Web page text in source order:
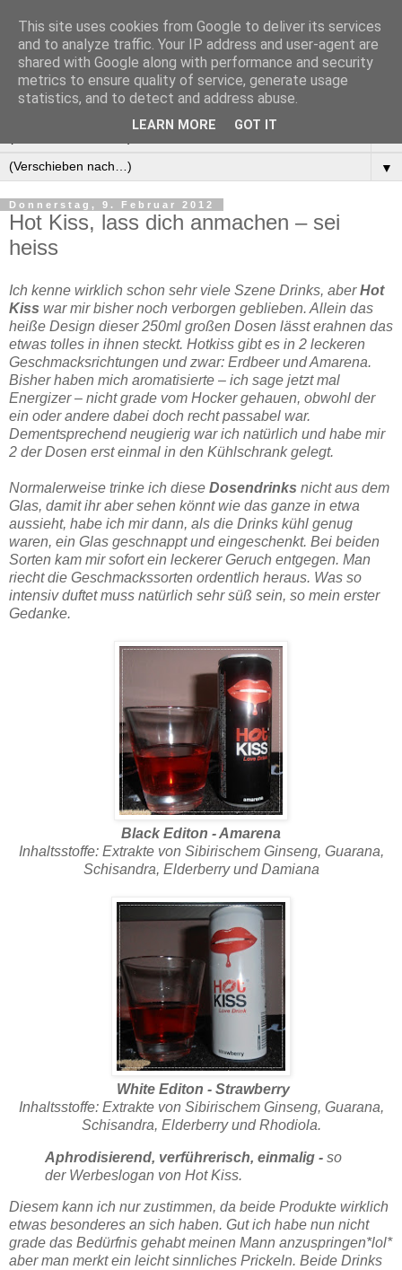
Manus Testwelt, alles
außer langweilig
▼
Donnerstag, 9. Februar 2012
Hot Kiss, lass dich anmachen – sei
heiss
Ich kenne wirklich schon sehr viele Szene Drinks, aberHot
Kiss war mir bisher noch verborgen geblieben. Allein das
heiße Design dieser 250ml großen Dosen lässt erahnen das
etwas tolles in ihnen steckt. Hotkiss gibt es in 2 leckeren
Geschmacksrichtungen und zwar: Erdbeer und Amarena.
Bisher haben mich aromatisierte – ich sage jetzt mal
Energizer – nicht grade vom Hocker gehauen, obwohl der
ein oder andere dabei doch recht passabel war.
Dementsprechend neugierig war ich natürlich und habe mir
2 der Dosen erst einmal in den Kühlschrank gelegt.
Normalerweise trinke ich diese Dosendrinks nicht aus dem
Glas, damit ihr aber sehen könnt wie das ganze in etwa
aussieht, habe ich mir dann, als die Drinks kühl genug
waren, ein Glas geschnappt und eingeschenkt. Bei beiden
Sorten kam mir sofort ein leckerer Geruch entgegen. Man
riecht die Geschmackssorten ordentlich heraus. Was so
intensiv duftet muss natürlich sehr süß sein, so mein erster
Gedanke.
Black Editon - Amarena
Inhaltsstoffe: Extrakte von Sibirischem Ginseng, Guarana,
Schisandra, Elderberry und Damiana
White Editon - Strawberry
Inhaltsstoffe: Extrakte von Sibirischem Ginseng, Guarana,
Schisandra, Elderberry und Rhodiola.
Aphrodisierend, verführerisch, einmalig - so
der Werbeslogan von Hot Kiss.
Diesem kann ich nur zustimmen, da beide Produkte wirklich
etwas besonderes an sich haben. Gut ich habe nun nicht
grade das Bedürfnis gehabt meinen Mann anzuspringen*lol*
aber man merkt ein leicht sinnliches Prickeln. Beide Drinks
This site uses cookies from Google to deliver its services
and to analyze traffic. Your IP address and user-agent are
shared with Google along with performance and security
metrics to ensure quality of service, generate usage
statistics, and to detect and address abuse.
LEARN MORE GOT IT